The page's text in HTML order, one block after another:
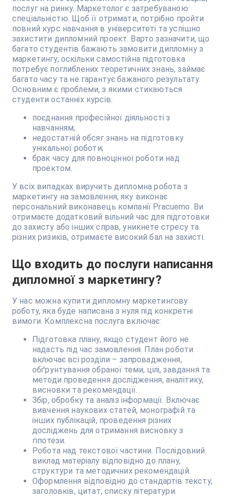
послуг на ринку. Маркетолог є затребуваною
спеціальністю. Щоб її отримати, потрібно пройти
повний курс навчання в університеті та успішно
захистити дипломний проект. Варто зазначити, що
багато студентів бажають замовити дипломну з
маркетингу, оскільки самостійна підготовка
потребує поглиблених теоретичних знань, займає
багато часу та не гарантує бажаного результату.
Основним є проблеми, з якими стикаються
студенти останніх курсів:
поєднання професійної діяльності з
навчанням;
недостатній обсяг знань на підготовку
унікальної роботи;
брак часу для повноцінної роботи над
проектом.
У всіх випадках виручить дипломна робота з
маркетингу на замовлення, яку виконає
персональний виконавець компанії Pracuemo. Ви
отримаєте додатковий вільний час для підготовки
до захисту або інших справ, уникнете стресу та
різних ризиків, отримаєте високий бал на захисті.
Що входить до послуги написання
дипломної з маркетингу?
У нас можна купити дипломну маркетингову
роботу, яка буде написана з нуля під конкретні
вимоги. Комплексна послуга включає:
Підготовка плану, якщо студент його не
надасть під час замовлення. План роботи
включає всі розділи – запровадження,
обґрунтування обраної теми, цілі, завдання та
методи проведення дослідження, аналітику,
висновки та рекомендації.
Збір, обробку та аналіз інформації. Включає
вивчення наукових статей, монографій та
інших публікацій, проведення різних
досліджень для отримання висновку з
гіпотези.
Робота над текстової частини. Послідовний
виклад матеріалу відповідно до плану,
структури та методичних рекомендацій.
Оформлення відповідно до стандартів тексту,
заголовків, цитат, списку літератури.